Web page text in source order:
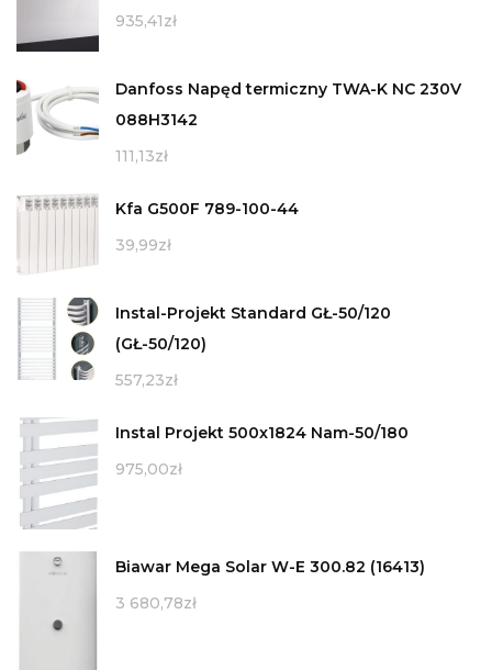
935,41zł
Danfoss Napęd termiczny TWA-K NC 230V
088H3142
111,13zł
Kfa G500F 789-100-44
39,99zł
Instal-Projekt Standard GŁ-50/120
(GŁ-50/120)
557,23zł
Instal Projekt 500x1824 Nam-50/180
975,00zł
Biawar Mega Solar W-E 300.82 (16413)
3 680,78zł